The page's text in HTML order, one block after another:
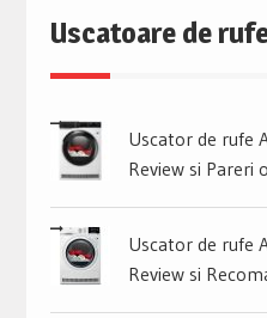
Uscatoare de
Uscator de rufe
Review si Pareri
Uscator de rufe
Review si